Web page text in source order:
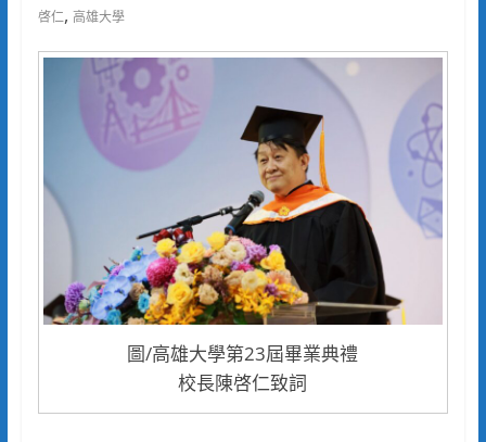
啓仁, 高雄大學
圖/高雄大學第23屆畢業典禮
校長陳啓仁致詞